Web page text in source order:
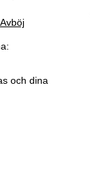
Avböj
och dina